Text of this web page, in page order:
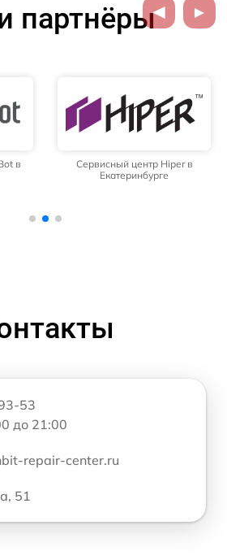
партнёры
в
Сервисный центр Hiper в
Екатеринбурге
53
до 21:00
repair-center.ru
51